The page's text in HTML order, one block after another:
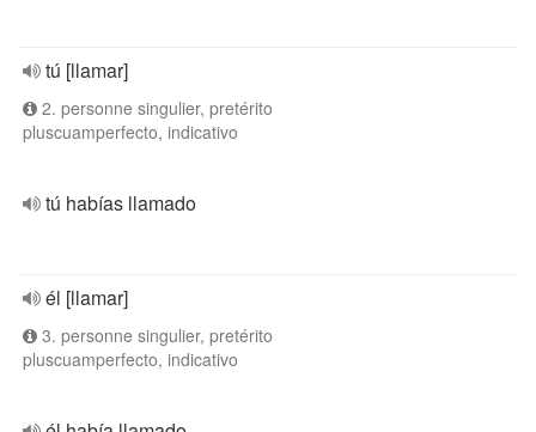
tú [llamar]
2. personne singulier, pretérito
pluscuamperfecto, indicativo
tú habías llamado
él [llamar]
3. personne singulier, pretérito
pluscuamperfecto, indicativo